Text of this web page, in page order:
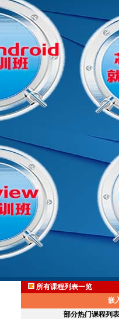
所有课程列表一览 ：
嵌
部分热门课程列